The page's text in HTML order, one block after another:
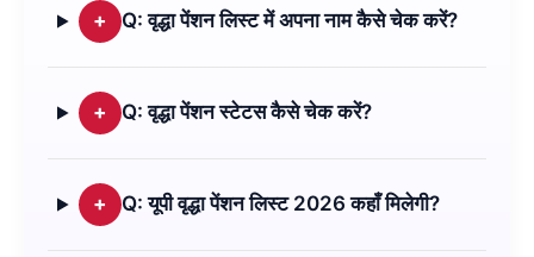
+ Q: वृद्धा पेंशन लिस्ट में अपना नाम कैसे चेक करें?
+ Q: वृद्धा पेंशन स्टेटस कैसे चेक करें?
+ Q: यूपी वृद्धा पेंशन लिस्ट 2026 कहाँ मिलेगी?